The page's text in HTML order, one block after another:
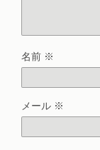
名前 ※
メール ※